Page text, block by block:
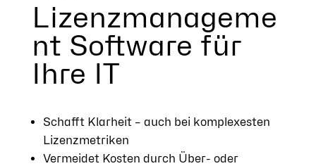
Lizenzmanageme
nt Software für
Ihre IT
Schafft Klarheit – auch bei komplexesten
Lizenzmetriken
Vermeidet Kosten durch Über- oder